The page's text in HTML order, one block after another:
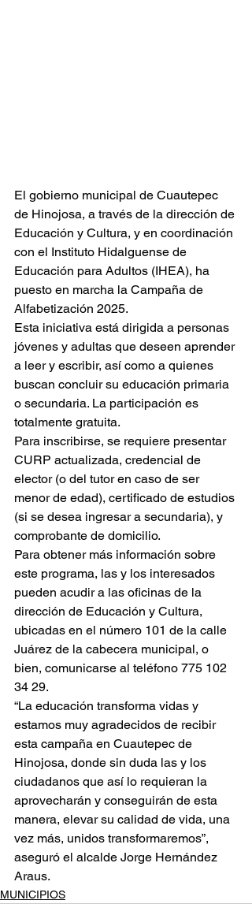
El gobierno municipal de Cuautepec
de Hinojosa, a través de la dirección de
Educación y Cultura, y en coordinación
con el Instituto Hidalguense de
Educación para Adultos (IHEA), ha
puesto en marcha la Campaña de
Alfabetización 2025.
Esta iniciativa está dirigida a personas
jóvenes y adultas que deseen aprender
a leer y escribir, así como a quienes
buscan concluir su educación primaria
o secundaria. La participación es
totalmente gratuita.
Para inscribirse, se requiere presentar
CURP actualizada, credencial de
elector (o del tutor en caso de ser
menor de edad), certificado de estudios
(si se desea ingresar a secundaria), y
comprobante de domicilio.
Para obtener más información sobre
este programa, las y los interesados
pueden acudir a las oficinas de la
dirección de Educación y Cultura,
ubicadas en el número 101 de la calle
Juárez de la cabecera municipal, o
bien, comunicarse al teléfono 775 102
34 29.
“La educación transforma vidas y
estamos muy agradecidos de recibir
esta campaña en Cuautepec de
Hinojosa, donde sin duda las y los
ciudadanos que así lo requieran la
aprovecharán y conseguirán de esta
manera, elevar su calidad de vida, una
vez más, unidos transformaremos”,
aseguró el alcalde Jorge Hernández
Araus.
MUNICIPIOS